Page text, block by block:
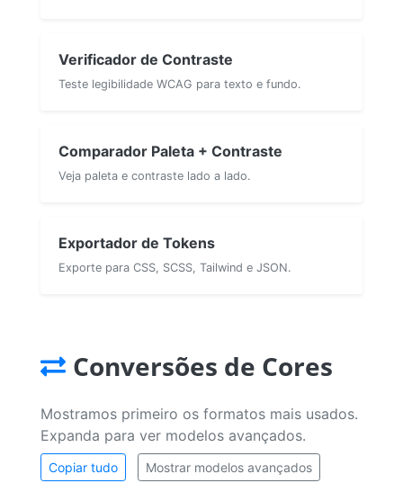
Verificador de Contraste
Teste legibilidade WCAG para texto e fundo.
Comparador Paleta + Contraste
Veja paleta e contraste lado a lado.
Exportador de Tokens
Exporte para CSS, SCSS, Tailwind e JSON.
Conversões de Cores
Mostramos primeiro os formatos mais usados.
Expanda para ver modelos avançados.
Copiar tudo Mostrar modelos avançados